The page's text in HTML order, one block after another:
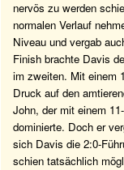
nervös zu werden
normalen Verlauf
Niveau und vergab
Finish brachte Davis
im zweiten. Mit einem
Druck auf den
John, der mit einem
dominierte. Doch er
sich Davis die 2:0-
schien tatsächlich